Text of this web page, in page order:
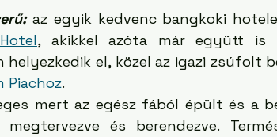
, akikkel azóta már együtt is
el, közel az igazi zsúfolt
Piachoz.
mert az egész fából épült és a
és berendezve.